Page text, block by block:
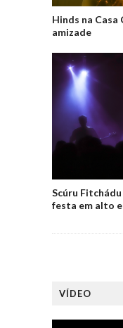
Hinds na Casa
amizade
Scúru
festa em alto
VÍDEO